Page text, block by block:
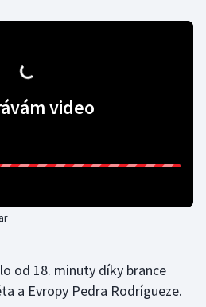
video
od 18. minuty díky brance
a Evropy Pedra Rodrígueze.